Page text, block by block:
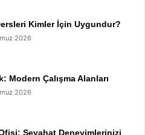
Kimler İçin Uygundur?
2026
Modern Çalışma Alanları
2026
Seyahat Deneyimlerinizi